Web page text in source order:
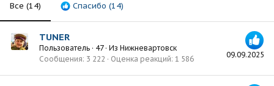
Все (14) Спасибо (14)
09.09.2025
TUNER
Пользователь · 47 · Из Нижневартовск
Сообщения 3 222 Оценка реакций 1 586